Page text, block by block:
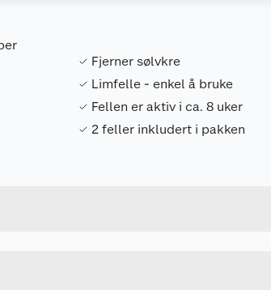
Fjerner sølvkre
Limfelle - enkel å bruke
Fellen er aktiv i ca. 8 uker
2 feller inkludert i pakken